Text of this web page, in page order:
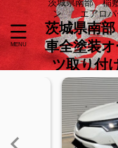
ン エアロパ
茨城県南
車全塗装
ツ取り